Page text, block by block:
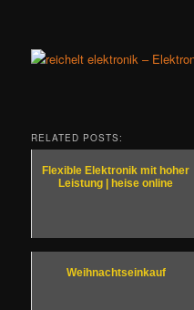
RELATED POSTS:
Flexible Elektronik mit hoher
Leistung | heise online
Weihnachtseinkauf